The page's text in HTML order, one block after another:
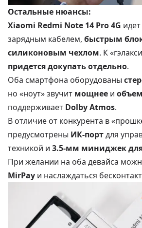
Остальные нюансы:
Xiaomi Redmi Note 14 Pro 4G
зарядным кабелем, быстрым
силиконовым чехлом. К
придется докупать отдельно.
Оба смартфона оборудованы
но «ноут» звучит мощнее и
поддерживает Dolby Atmos.
В отличие от конкурента в
предусмотрены ИК-портдля
техникой и 3.5-мм миниджек
При желании на оба девайса
MirPay и наслаждаться